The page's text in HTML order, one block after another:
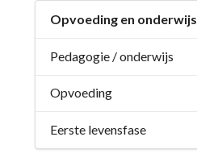
Opvoeding en onderwijs
Pedagogie / onderwijs
Opvoeding
Eerste levensfase